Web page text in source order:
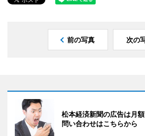
前の写真 次の
松本経済新聞の広告は月
問い合わせはこちらから